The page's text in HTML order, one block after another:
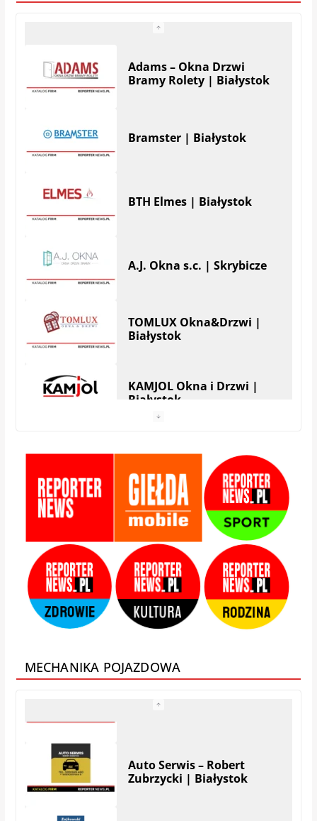
Adams – Okna Drzwi
Bramy Rolety | Białystok
Bramster | Białystok
BTH Elmes | Białystok
A.J. Okna s.c. | Skrybicze
TOMLUX Okna&Drzwi |
Białystok
KAMJOL Okna i Drzwi |
Białystok
HERA Drzwi&Okna |
StolMarik – okna i drzwi |
Białystok
Zamis Producent |
Białystok – Zaścianki
MECHANIKA POJAZDOWA
Zubrzycki | Białystok